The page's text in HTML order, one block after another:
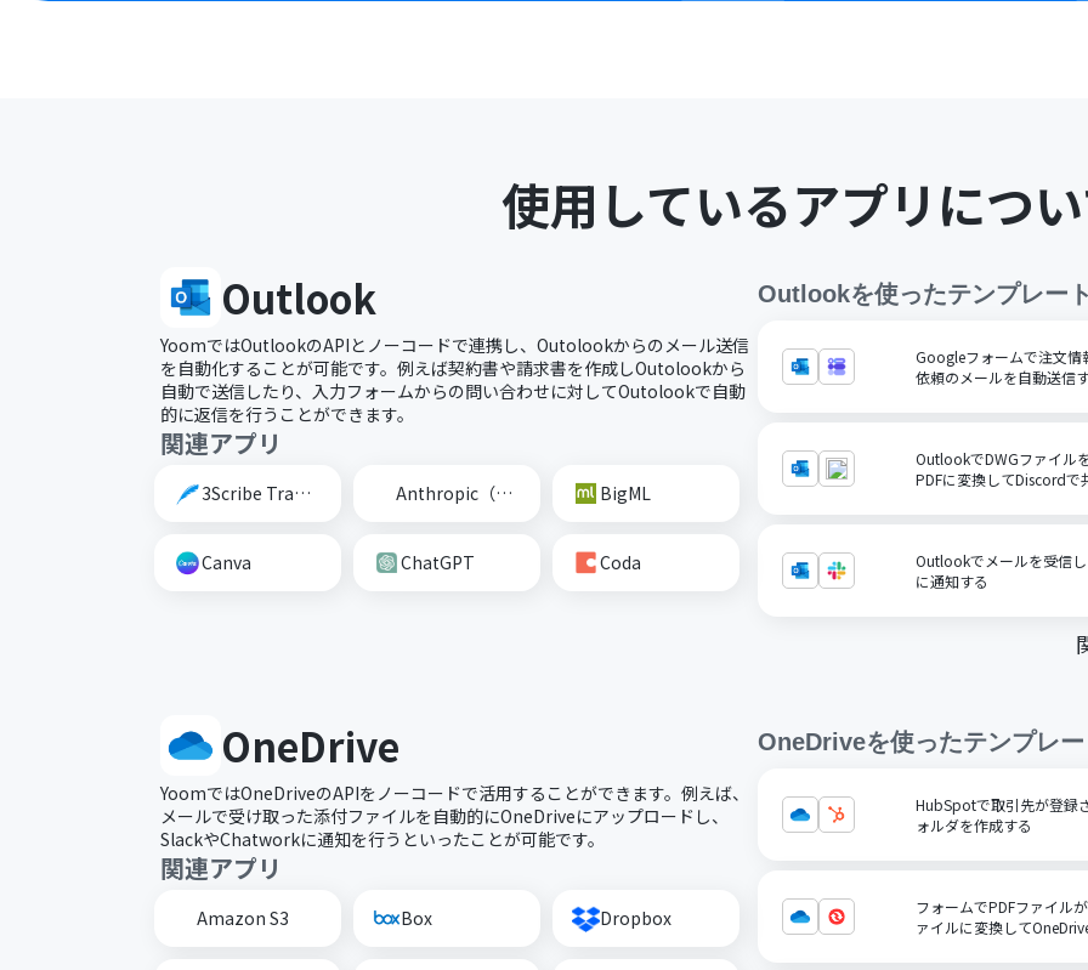
使用しているアプリにつ
Outlook
YoomではOutlookのAPIとノーコードで連携し、Outolookからのメール送信
を自動化することが可能です。例えば契約書や請求書を作成しOutolookから
自動で送信したり、入力フォームからの問い合わせに対してOutolookで自動
的に返信を行うことができます。
関連アプリ
3Scribe Transcription Anthropic（Claude） BigML
Canva ChatGPT Coda
Outlookを使ったテンプレー
Googleフォームで注文
依頼のメールを自動送信
OutlookでDWGファイル
PDFに変換してDiscordで
Outlookでメールを受信
に通知する
OneDrive
YoomではOneDriveのAPIをノーコードで活用することができます。例えば、
メールで受け取った添付ファイルを自動的にOneDriveにアップロードし、
SlackやChatworkに通知を行うといったことが可能です。
関連アプリ
Amazon S3 Box Dropbox
OneDriveを使ったテンプレ
HubSpotで取引先が登録
ォルダを作成する
フォームでPDFファイル
ァイルに変換して